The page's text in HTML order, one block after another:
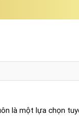
là một lựa chọn